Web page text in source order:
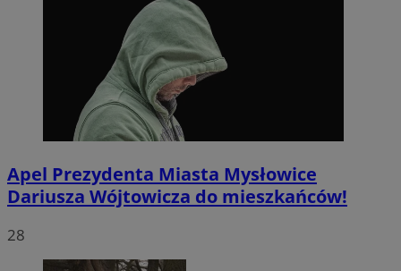
Apel Prezydenta Miasta Mysłowice
Dariusza Wójtowicza do mieszkańców!
28